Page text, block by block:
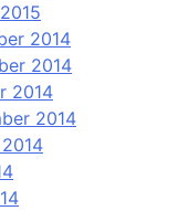
2014
2014
2014
2014